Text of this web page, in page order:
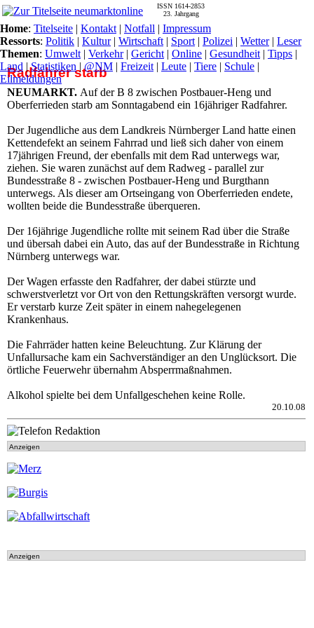
Radfahrer starb
NEUMARKT. Auf der B 8 zwischen Postbauer-Heng und
Oberferrieden starb am Sonntagabend ein 16jähriger Radfahrer.
Der Jugendliche aus dem Landkreis Nürnberger Land hatte einen
Kettendefekt an seinem Fahrrad und ließ sich daher von einem
17jährigen Freund, der ebenfalls mit dem Rad unterwegs war,
ziehen. Sie waren zunächst auf dem Radweg - parallel zur
Bundesstraße 8 - zwischen Postbauer-Heng und Burgthann
unterwegs. Als dieser am Ortseingang von Oberferrieden endete,
wollten beide die Bundesstraße überqueren.
Der 16jährige Jugendliche rollte mit seinem Rad über die Straße
und übersah dabei ein Auto, das auf der Bundesstraße in Richtung
Nürnberg unterwegs war.
Der Wagen erfasste den Radfahrer, der dabei stürzte und
schwerstverletzt vor Ort von den Rettungskräften versorgt wurde.
Er verstarb kurze Zeit später in einem nahegelegenen
Krankenhaus.
Die Fahrräder hatten keine Beleuchtung. Zur Klärung der
Unfallursache kam ein Sachverständiger an den Unglücksort. Die
örtliche Feuerwehr übernahm Absperrmaßnahmen.
Alkohol spielte bei dem Unfallgeschehen keine Rolle.
20.10.08
Anzeigen
Anzeigen
ISSN 1614-2853
23. Jahrgang
Home: Titelseite | Kontakt | Notfall | Impressum
Ressorts: Politik | Kultur| Wirtschaft | Sport | Polizei | Wetter| Leser
Themen: Umwelt | Verkehr| Gericht | Online | Gesundheit | Tipps |
Land |Statistiken |@NM | Freizeit | Leute | Tiere | Schule |
Eilmeldungen